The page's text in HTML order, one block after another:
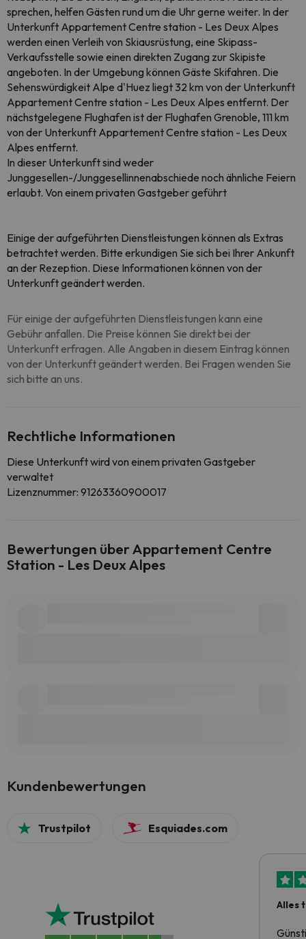
sprechen, helfen Gästen rund um die Uhr gerne weiter. In der
Unterkunft Appartement Centre station - Les Deux Alpes
werden einen Verleih von Skiausrüstung, eine Skipass-
Verkaufsstelle sowie einen direkten Zugang zur Skipiste
angeboten. In der Umgebung können Gäste Skifahren. Die
Sehenswürdigkeit Alpe d'Huez liegt 32 km von der Unterkunft
Appartement Centre station - Les Deux Alpes entfernt. Der
nächstgelegene Flughafen ist der Flughafen Grenoble, 111 km
von der Unterkunft Appartement Centre station - Les Deux
Alpes entfernt.
In dieser Unterkunft sind weder
Junggesellen-/Junggesellinnenabschiede noch ähnliche Feiern
erlaubt. Von einem privaten Gastgeber geführt
Einige der aufgeführten Dienstleistungen können als Extras
betrachtet werden. Bitte erkundigen Sie sich bei Ihrer Ankunft
an der Rezeption. Diese Informationen können von der
Unterkunft geändert werden.
Für einige der aufgeführten Dienstleistungen kann eine
Gebühr anfallen. Die Preise können Sie direkt bei der
Unterkunft erfragen. Alle Angaben in diesem Eintrag können
von der Unterkunft geändert werden. Bei Fragen wenden Sie
sich bitte an uns.
Rechtliche Informationen
Diese Unterkunft wird von einem privaten Gastgeber
verwaltet
Lizenznummer: 91263360900017
Bewertungen über Appartement Centre
Station - Les Deux Alpes
Kundenbewertungen
Trustpilot Esquiades.com
Alles